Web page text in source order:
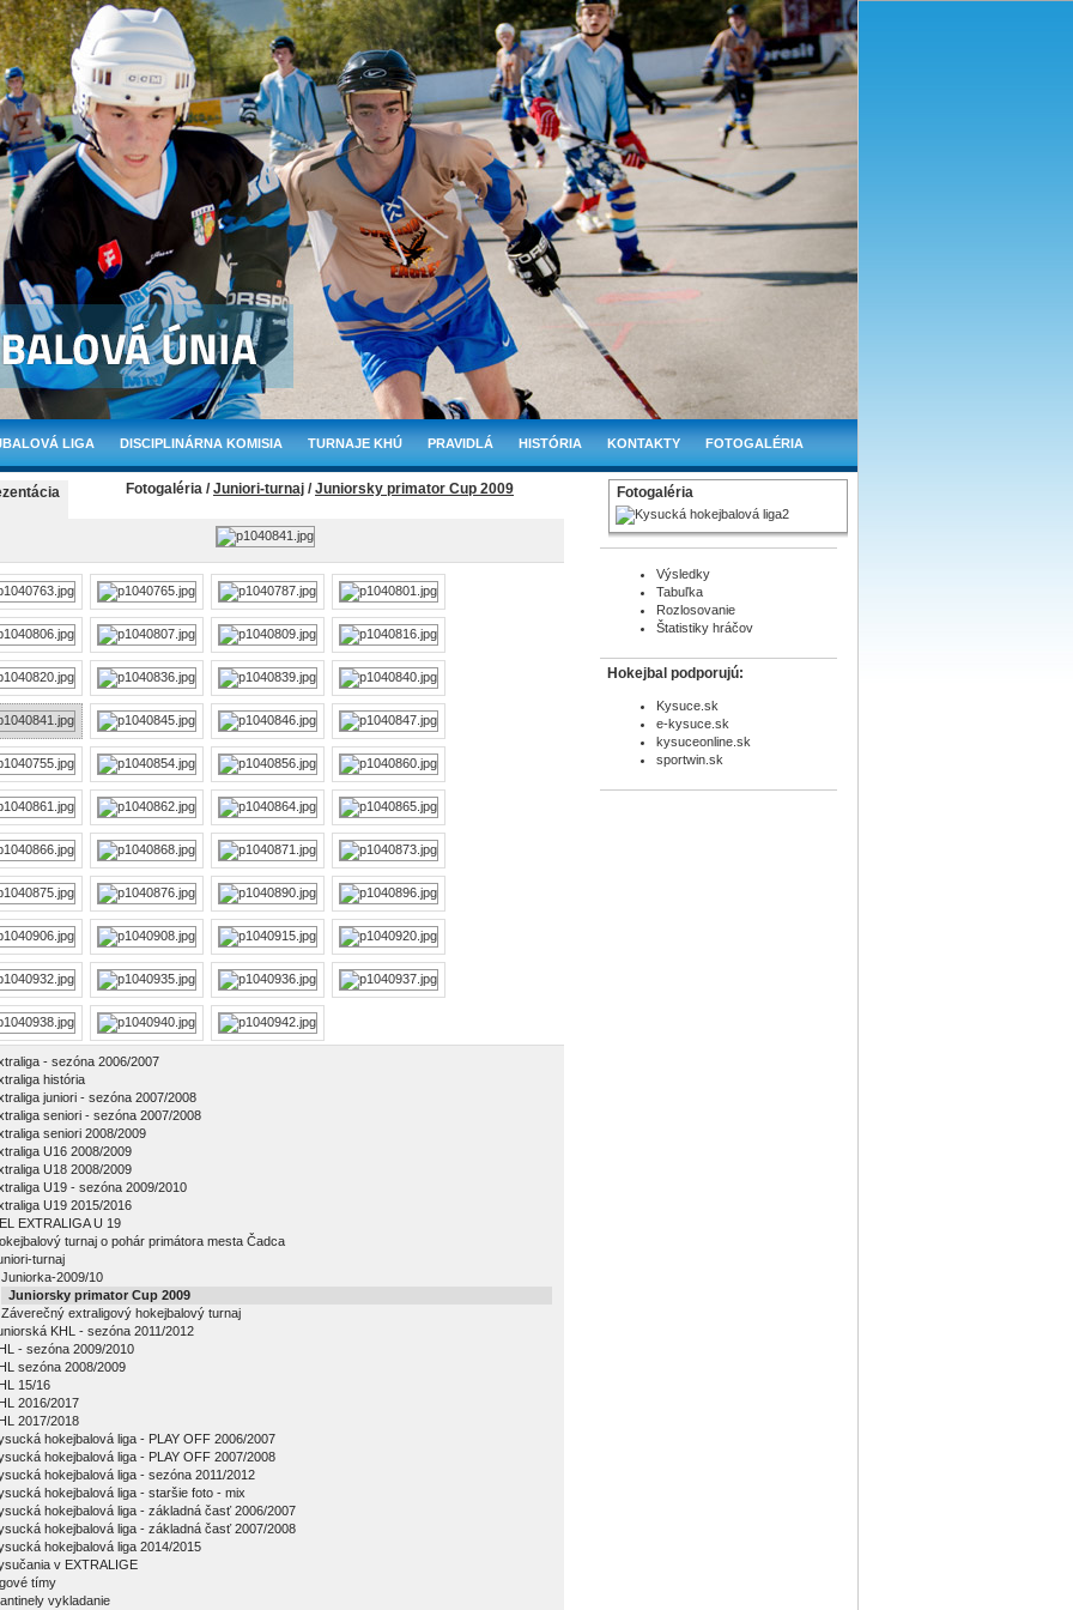
LIGA DISCIPLINÁRNA KOMISIA TURNAJE KHÚ PRAVIDLÁ HISTÓRIA KONTAKTY FOTOGALÉRIA
Fotogaléria /Juniori-turnaj /Juniorsky primator Cup 2009
- sezóna 2006/2007
história
juniori - sezóna 2007/2008
seniori - sezóna 2007/2008
seniori 2008/2009
U16 2008/2009
U18 2008/2009
U19 - sezóna 2009/2010
U19 2015/2016
EXTRALIGA U 19
turnaj o pohár primátora mesta Čadca
turnaj
Juniorka-2009/10
Juniorsky primator Cup 2009
Záverečný extraligový hokejbalový turnaj
KHL - sezóna 2011/2012
- sezóna 2009/2010
sezóna 2008/2009
15/16
2016/2017
2017/2018
hokejbalová liga - PLAY OFF 2006/2007
hokejbalová liga - PLAY OFF 2007/2008
hokejbalová liga - sezóna 2011/2012
hokejbalová liga - staršie foto - mix
hokejbalová liga - základná časť 2006/2007
hokejbalová liga - základná časť 2007/2008
hokejbalová liga 2014/2015
v EXTRALIGE
tímy
vykladanie
Fotogaléria
Výsledky
Tabuľka
Rozlosovanie
Štatistiky hráčov
Hokejbal podporujú:
Kysuce.sk
e-kysuce.sk
kysuceonline.sk
sportwin.sk